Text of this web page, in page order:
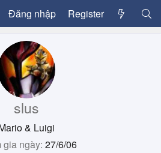
Đăng nhập Register
slus
& Luigi
gia ngày 27/6/06